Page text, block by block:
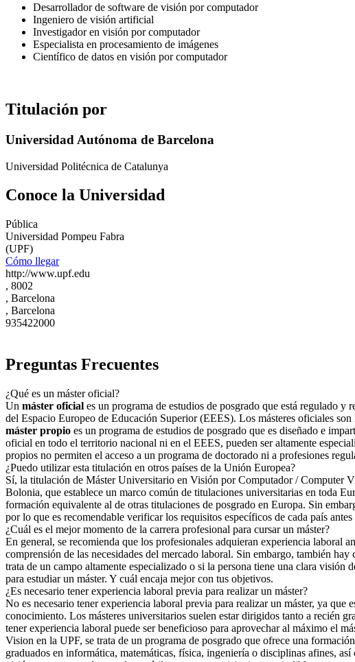
Desarrollador de software de visión por computador
Ingeniero de visión artificial
Investigador en visión por computador
Especialista en procesamiento de imágenes
Científico de datos en visión por computador
Titulación por
Universidad Autónoma de Barcelona
Universidad Politécnica de Catalunya
Conoce la Universidad
Pública
Universidad Pompeu Fabra
(UPF)
Cómo llegar
http://www.upf.edu
, 8002
, Barcelona
, Barcelona
935422000
Preguntas Frecuentes
¿Qué es un máster oficial?
Un máster oficial es un programa de estudios de posgrado que está regulado
del Espacio Europeo de Educación Superior (EEES). Los másteres oficiales
máster propio es un programa de estudios de posgrado que es diseñado e
oficial en todo el territorio nacional ni en el EEES, pueden ser altamente
propios no permiten el acceso a un programa de doctorado ni a profesiones
¿Puedo utilizar esta titulación en otros países de la Unión Europea?
Sí, la titulación de Máster Universitario en Visión por Computador / Computer
Bolonia, que establece un marco común de titulaciones universitarias en toda
formación equivalente al de otras titulaciones de posgrado en Europa. Sin
por lo que es recomendable verificar los requisitos específicos de cada país
¿Cuál es el mejor momento de la carrera profesional para cursar un máster?
En general, se recomienda que los profesionales adquieran experiencia laboral
comprensión de las necesidades del mercado laboral. Sin embargo, también
trata de un campo altamente especializado o si la persona tiene una clara visión
para estudiar un máster. Y cuál encaja mejor con tus objetivos.
¿Es necesario tener experiencia laboral previa para realizar un máster?
No es necesario tener experiencia laboral previa para realizar un máster, ya que
conocimiento. Los másteres universitarios suelen estar dirigidos tanto a recién
tener experiencia laboral puede ser beneficioso para aprovechar al máximo el
Vision en la UPF, se trata de un programa de posgrado que ofrece una
graduados en informática, matemáticas, física, ingeniería o disciplinas afines,